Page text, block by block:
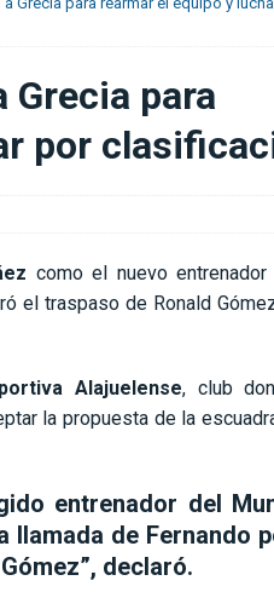
Grecia para
por
como el nuevo
el traspaso de Ronald
Alajuelense, club
la propuesta de la
entrenador del
llamada de Fernando
declaró.